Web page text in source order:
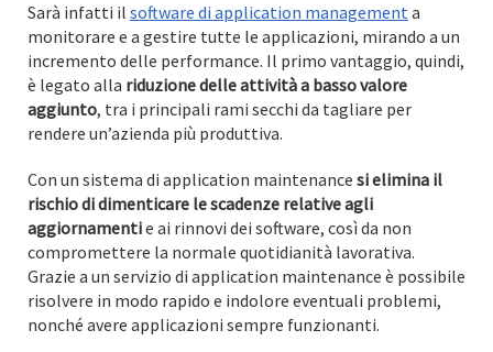
Sarà infatti il software di application managementa
monitorare e a gestire tutte le applicazioni, mirando a un
incremento delle performance. Il primo vantaggio, quindi,
è legato alla riduzione delle attività a basso valore
aggiunto, tra i principali rami secchi da tagliare per
rendere un’azienda più produttiva.
Con un sistema di application maintenance si elimina il
rischio di dimenticare le scadenze relative agli
aggiornamentie ai rinnovi dei software, così da non
compromettere la normale quotidianità lavorativa.
Grazie a un servizio di application maintenance è possibile
risolvere in modo rapido e indolore eventuali problemi,
nonché avere applicazioni sempre funzionanti.